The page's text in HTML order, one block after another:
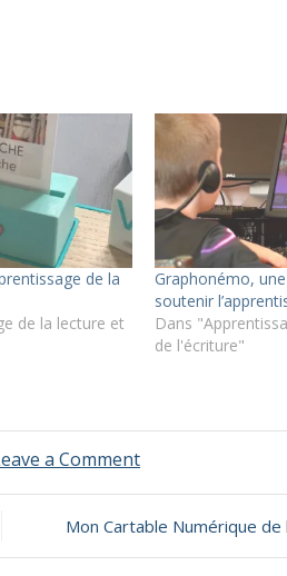
de la
de la lecture et
Graphonémo,
soutenir
Dans
de l'écriture"
a Commenton
le
hibou,
Mon Cartable Numérique de